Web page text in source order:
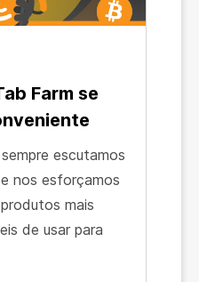
Farm se
escutamos
nos esforçamos
mais
de usar para